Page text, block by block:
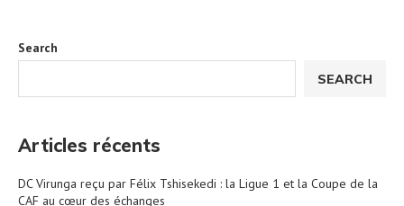
Search
SEARCH
Articles récents
DC Virunga reçu par Félix Tshisekedi : la Ligue 1 et la Coupe de la
CAF au cœur des échanges